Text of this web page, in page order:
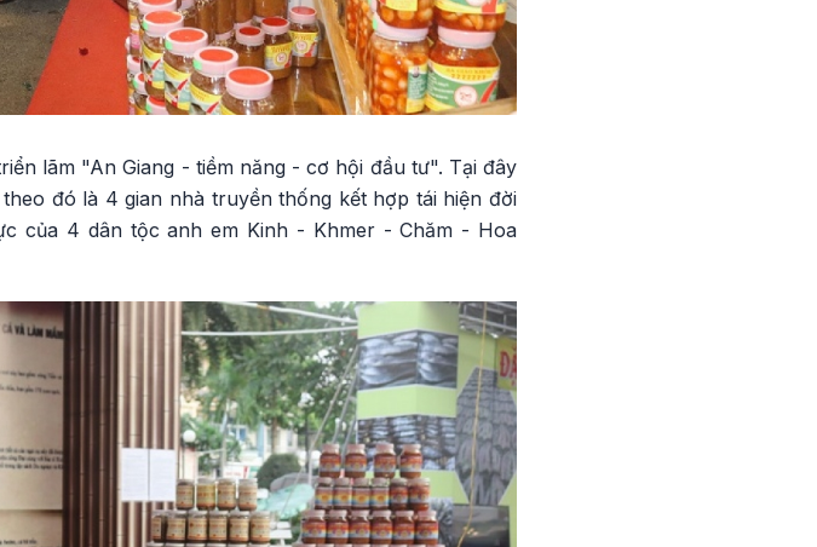
lãm "An Giang - tiềm năng - cơ hội đầu tư". Tại đây
đó là 4 gian nhà truyền thống kết hợp tái hiện đời
của 4 dân tộc anh em Kinh - Khmer - Chăm - Hoa